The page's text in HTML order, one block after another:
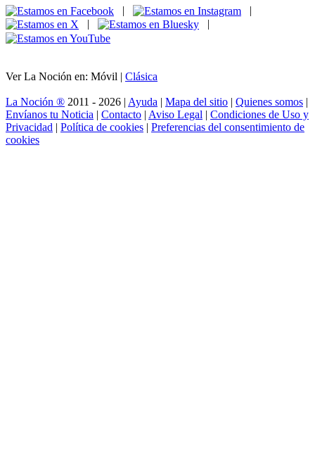
|
|
|
|
Ver La Noción en: Móvil | Clásica
La Noción ® 2011 - 2026 | Ayuda | Mapa del sitio | Quienes somos |
Envíanos tu Noticia | Contacto | Aviso Legal | Condiciones de Uso y
Privacidad | Política de cookies | Preferencias del consentimiento de
cookies